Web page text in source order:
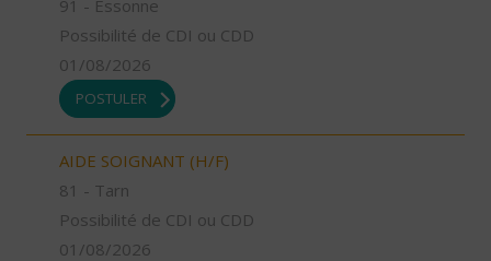
91 - Essonne
Possibilité de CDI ou CDD
01/08/2026
POSTULER
AIDE SOIGNANT (H/F)
81 - Tarn
Possibilité de CDI ou CDD
01/08/2026